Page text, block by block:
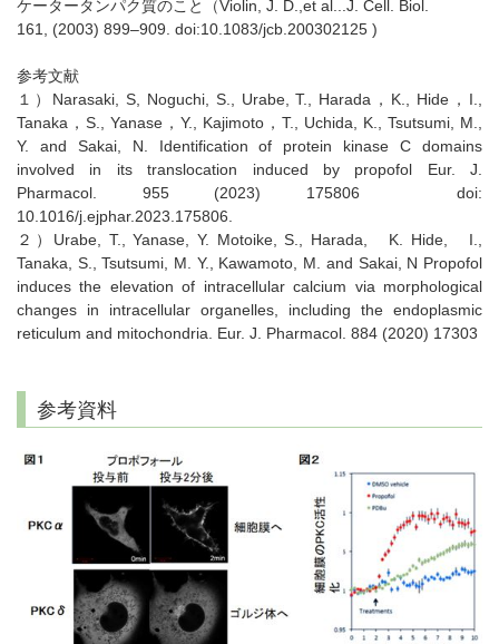
ケータータンパク質のこと（Violin, J. D.,et al...J. Cell. Biol.
161, (2003) 899–909. doi:10.1083/jcb.200302125 )
参考文献
１）Narasaki, S, Noguchi, S., Urabe, T., Harada，K., Hide，I.,
Tanaka，S., Yanase，Y., Kajimoto，T., Uchida, K., Tsutsumi, M.,
Y. and Sakai, N. Identification of protein kinase C domains
involved in its translocation induced by propofol Eur. J.
Pharmacol. 955 (2023) 175806 doi:
10.1016/j.ejphar.2023.175806.
２）Urabe, T., Yanase, Y. Motoike, S., Harada, K. Hide, I.,
Tanaka, S., Tsutsumi, M. Y., Kawamoto, M. and Sakai, N Propofol
induces the elevation of intracellular calcium via morphological
changes in intracellular organelles, including the endoplasmic
reticulum and mitochondria. Eur. J. Pharmacol. 884 (2020) 17303
参考資料